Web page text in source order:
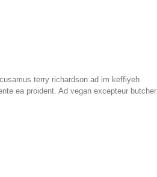
terry richardson ad im keffiyeh
ea proident. Ad vegan excepteur butcher